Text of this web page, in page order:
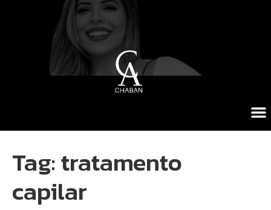
Tag:tratamento
capilar